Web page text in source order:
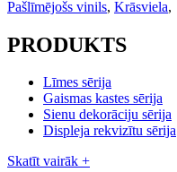
Pašlīmējošs vinils, Krāsviela,
PRODUKTS
Līmes sērija
Gaismas kastes sērija
Sienu dekorāciju sērija
Displeja rekvizītu sērija
Skatīt vairāk +